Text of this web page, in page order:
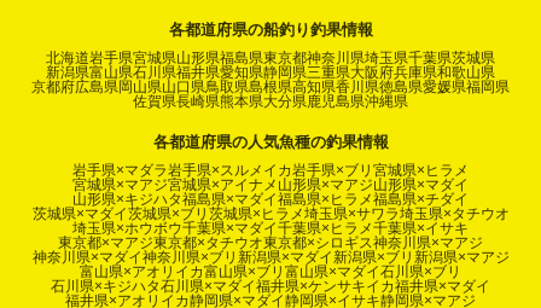
各都道府県の船釣り釣果情報
北海道岩手県宮城県山形県福島県東京都神奈川県埼玉県千葉県茨城県
新潟県富山県石川県福井県愛知県静岡県三重県大阪府兵庫県和歌山県
京都府広島県岡山県山口県鳥取県島根県高知県香川県徳島県愛媛県福岡県
佐賀県長崎県熊本県大分県鹿児島県沖縄県
各都道府県の人気魚種の釣果情報
岩手県×マダラ岩手県×スルメイカ岩手県×ブリ 宮城県×ヒラメ
宮城県×マアジ宮城県×アイナメ 山形県×マアジ山形県×マダイ
山形県×キジハタ福島県×マダイ福島県×ヒラメ福島県×チダイ
茨城県×マダイ茨城県×ブリ 茨城県×ヒラメ埼玉県×サワラ埼玉県×タチウオ
埼玉県×ホウボウ千葉県×マダイ千葉県×ヒラメ千葉県×イサキ
東京都×マアジ東京都×タチウオ東京都×シロギス神奈川県×マアジ
神奈川県×マダイ神奈川県×ブリ 新潟県×マダイ 新潟県×ブリ 新潟県×マアジ
富山県×アオリイカ富山県×ブリ 富山県×マダイ石川県×ブリ
石川県×キジハタ石川県×マダイ福井県×ケンサキイカ福井県×マダイ
福井県×アオリイカ静岡県×マダイ静岡県×イサキ静岡県×マアジ